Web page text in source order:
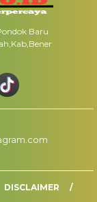
Baru
DISCLAIMER